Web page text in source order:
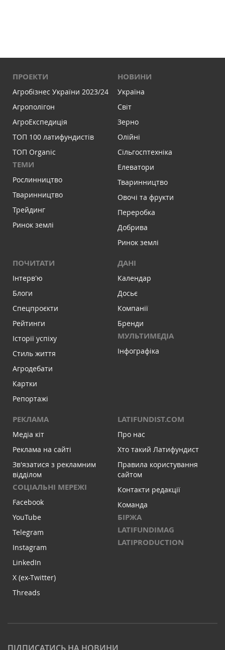
ПРОЕКТИ
Агробізнес України 2023/24
Агрополігон
АгроЕкспедиція
ТОП 100 латифундистів
ТОП Organic
ТЕМИ
Рослинництво
Тваринництво
Трейдинг
Ринок землі
НОВИНИ
Україна
Світ
Зерно
Олійні
Сільгосптехніка
Елеватори
Тваринництво
Овочі та фрукти
Переробка
Добрива
Ринок землі
ПОЧИТАТИ
Інтервʼю
Блоги
Спецпроєкти
Рейтинги
Історії успіху
Стиль життя
Агродебати
Картки
Репортажі
ДАНІ
Календар
Досьє
Компанії
Бренди
МУЛЬТИМЕДІА
Інфографіка
РЕКЛАМА
Медіа кіт
Реклама на сайті
Зв'язатися з рекламним
відділом
СОЦІАЛЬНІ МЕРЕЖІ
Facebook
YouTube
Telegram
Instagram
LinkedIn
X (ex-Twitter)
Threads
LATIFUNDIST.COM
Про нас
Хто такий Латифундист
Правила користування
сайтом
Контакти редакції
Команда
БІРЖА
LATIFUNDIMAG
LATIPRODUCTION